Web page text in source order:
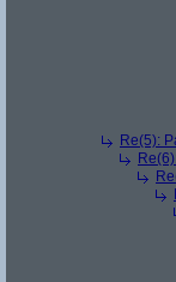
Re(5):